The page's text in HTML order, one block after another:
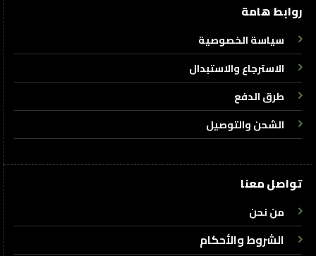
روابط هامة
سياسة الخصوصية
الاسترجاع والاستبدال
طرق الدفع
الشحن والتوصيل
تواصل معنا
من نحن
الشروط والأحكام